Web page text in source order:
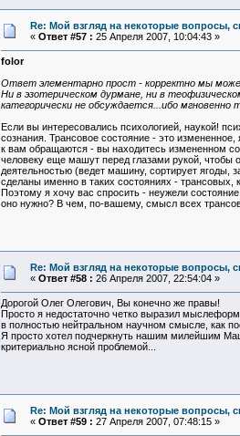
Re: Мой взгляд на некоторые вопросы,
« Ответ #57 : 25 Апреля 2007, 10:04:43 »
folor
Ответ элементарно прост - корректно мы
Ни в эзотерическом дурмане, ни в
категорически не обсуждается...ибо
Если вы интересовались психологией, наукой!
сознания. Трансовое состояние - это
к вам обращаются - вы находитесь измененном
человеку еще машут перед глазами рукой, чтобы
деятельностью (ведет машину, сортирует ягоды,
сделаны именно в таких состояниях -
Поэтому я хочу вас спросить - неужели
оно нужно? В чем, по-вашему, смысл всех
Re: Мой взгляд на некоторые вопросы,
« Ответ #58 : 26 Апреля 2007, 22:54:04 »
Дорогой Олег Олегович, Вы конечно же правы!
Просто я недостаточно четко выразил
в полностью нейтральном научном смысле, как
Я просто хотел подчеркнуть нашим милейшим
критериально ясной проблемой...
Re: Мой взгляд на некоторые вопросы,
« Ответ #59 : 27 Апреля 2007, 07:48:15 »